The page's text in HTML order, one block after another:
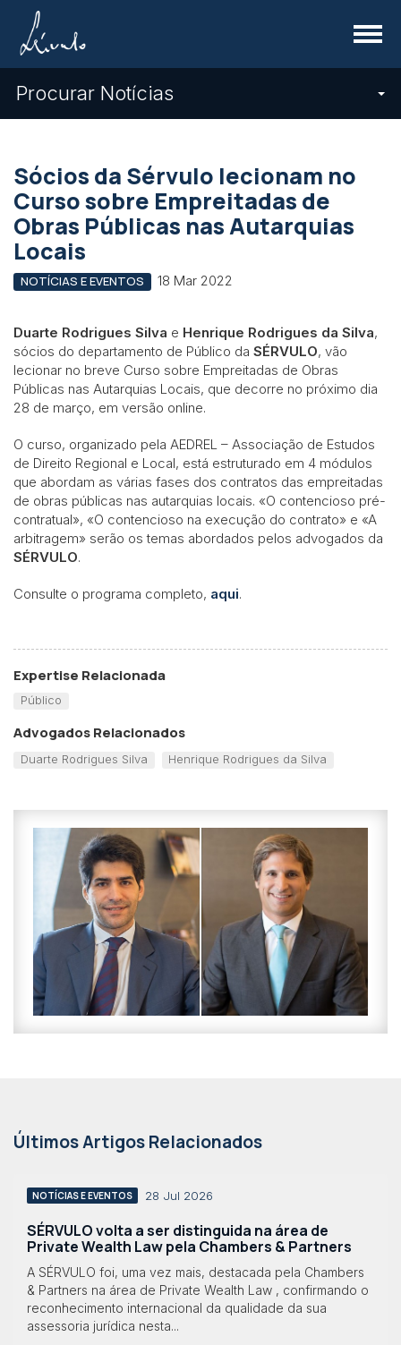
Menu
Procurar Notícias
Sócios da Sérvulo lecionam no
Curso sobre Empreitadas de
Obras Públicas nas Autarquias
Locais
NOTÍCIAS E EVENTOS 18 Mar 2022
Duarte Rodrigues Silva e Henrique Rodrigues da Silva,
sócios do departamento de Público da SÉRVULO, vão
lecionar no breve Curso sobre Empreitadas de Obras
Públicas nas Autarquias Locais, que decorre no próximo dia
28 de março, em versão online.
O curso, organizado pela AEDREL – Associação de Estudos
de Direito Regional e Local, está estruturado em 4 módulos
que abordam as várias fases dos contratos das empreitadas
de obras públicas nas autarquias locais. «O contencioso pré-
contratual», «O contencioso na execução do contrato» e «A
arbitragem» serão os temas abordados pelos advogados da
SÉRVULO.
Consulte o programa completo, aqui.
Expertise Relacionada
Público
Advogados Relacionados
Duarte Rodrigues Silva Henrique Rodrigues da Silva
Últimos Artigos Relacionados
NOTÍCIAS E EVENTOS 28 Jul 2026
SÉRVULO volta a ser distinguida na área de
Private Wealth Law pela Chambers & Partners
A SÉRVULO foi, uma vez mais, destacada pela Chambers
& Partners na área de Private Wealth Law , confirmando o
reconhecimento internacional da qualidade da sua
assessoria jurídica nesta...